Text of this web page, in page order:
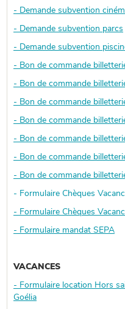
- Demande subvention
- Demande subvention parcs
- Demande subvention
- Bon de commande
- Bon de commande
- Bon de commande
- Bon de commande
- Bon de commande
- Bon de commande
- Bon de commande
- Formulaire Chèques
- Formulaire Chèques
- Formulaire mandat SEPA
VACANCES
- Formulaire location Hors
Goélia